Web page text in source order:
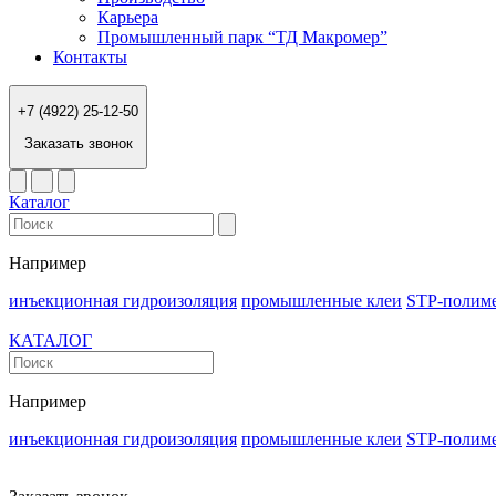
Карьера
Промышленный парк “ТД Макромер”
Контакты
+7 (4922) 25-12-50
Заказать звонок
Каталог
Например
инъекционная гидроизоляция промышленные клеи STP-
КАТАЛОГ
Например
инъекционная гидроизоляция промышленные клеи STP-